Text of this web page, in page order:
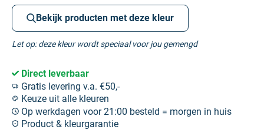
Bekijk producten met deze kleur
Let op: deze kleur wordt speciaal voor jou gemengd
Direct leverbaar
Gratis levering v.a. €50,-
Keuze uit alle kleuren
Op werkdagen voor 21:00 besteld = morgen in huis
Product & kleurgarantie